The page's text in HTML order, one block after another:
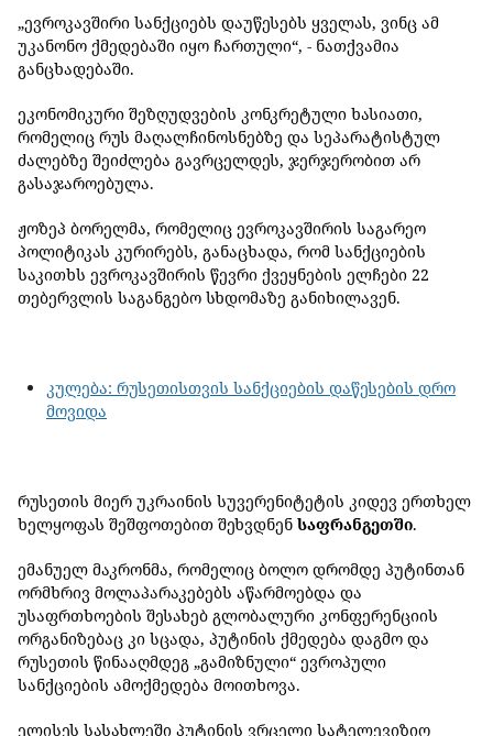
„ევროკავშირი სანქციებს დაუწესებს ყველას, ვინც ამ
უკანონო ქმედებაში იყო ჩართული“, - ნათქვამია
განცხადებაში.
ეკონომიკური შეზღუდვების კონკრეტული ხასიათი,
რომელიც რუს მაღალჩინოსნებზე და სეპარატისტულ
ძალებზე შეიძლება გავრცელდეს, ჯერჯერობით არ
გასაჯაროებულა.
ჟოზეპ ბორელმა, რომელიც ევროკავშირის საგარეო
პოლიტიკას კურირებს, განაცხადა, რომ სანქციების
საკითხს ევროკავშირის წევრი ქვეყნების ელჩები 22
თებერვლის საგანგებო სხდომაზე განიხილავენ.
კულება: რუსეთისთვის სანქციების დაწესების დრო
მოვიდა
რუსეთის მიერ უკრაინის სუვერენიტეტის კიდევ ერთხელ
ხელყოფას შეშფოთებით შეხვდნენ საფრანგეთში.
ემანუელ მაკრონმა, რომელიც ბოლო დრომდე პუტინთან
ორმხრივ მოლაპარაკებებს აწარმოებდა და
უსაფრთხოების შესახებ გლობალური კონფერენციის
ორგანიზებაც კი სცადა, პუტინის ქმედება დაგმო და
რუსეთის წინააღმდეგ „გამიზნული“ ევროპული
სანქციების ამოქმედება მოითხოვა.
ელისეს სასახლეში პუტინის ვრცელი სატელევიზიო